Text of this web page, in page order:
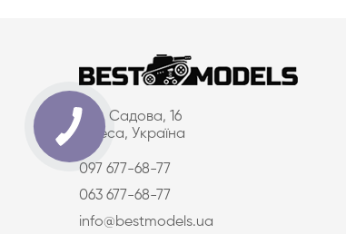
вул. Садова, 16
Одеса, Україна
097 677-68-77
063 677-68-77
info@bestmodels.ua